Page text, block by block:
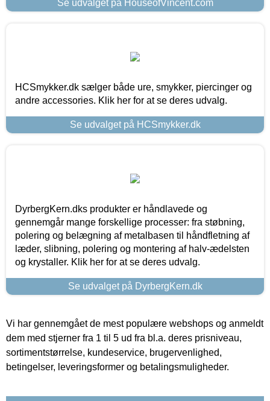
Se udvalget på HouseofVincent.com
HCSmykker.dk sælger både ure, smykker, piercinger og
andre accessories. Klik her for at se deres udvalg.
Se udvalget på HCSmykker.dk
DyrbergKern.dks produkter er håndlavede og
gennemgår mange forskellige processer: fra støbning,
polering og belægning af metalbasen til håndfletning af
læder, slibning, polering og montering af halv-ædelsten
og krystaller. Klik her for at se deres udvalg.
Se udvalget på DyrbergKern.dk
Vi har gennemgået de mest populære webshops og anmeldt
dem med stjerner fra 1 til 5 ud fra bl.a. deres prisniveau,
sortimentstørrelse, kundeservice, brugervenlighed,
betingelser, leveringsformer og betalingsmuligheder.